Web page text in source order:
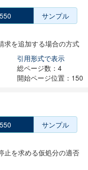
サンプル
求を追加する場合の方式
引用形式で表示
総ページ数：4
開始ページ位置：150
サンプル
止を求める仮処分の適否